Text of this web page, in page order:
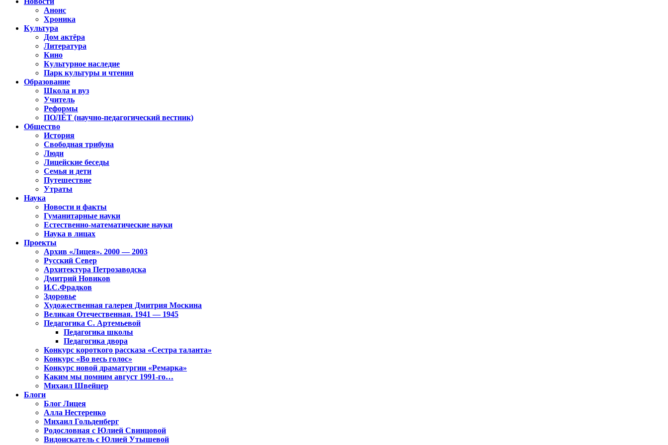
Анонс
Хроника
Культура
Дом актёра
Литература
Кино
Культурное наследие
Парк культуры и чтения
Образование
Школа и вуз
Учитель
Реформы
ПОЛЁТ (научно-педагогический вестник)
Общество
История
Свободная трибуна
Люди
Лицейские беседы
Семья и дети
Путешествие
Утраты
Наука
Новости и факты
Гуманитарные науки
Естественно-математические науки
Наука в лицах
Проекты
Архив «Лицея». 2000 — 2003
Русский Север
Архитектура Петрозаводска
Дмитрий Новиков
И.С.Фрадков
Здоровье
Художественная галерея Дмитрия Москина
Великая Отечественная. 1941 — 1945
Педагогика С. Артемьевой
Педагогика школы
Педагогика двора
Конкурс короткого рассказа «Сестра таланта»
Конкурс «Во весь голос»
Конкурс новой драматургии «Ремарка»
Каким мы помним август 1991-го…
Михаил Швейцер
Блоги
Блог Лицея
Алла Нестеренко
Михаил Гольденберг
Родословная с Юлией Свинцовой
Видоискатель с Юлией Утышевой